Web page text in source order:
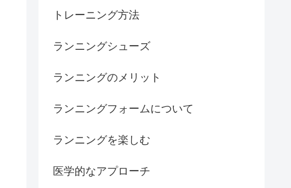
トレーニング方法
ランニングシューズ
ランニングのメリット
ランニングフォームについて
ランニングを楽しむ
医学的なアプローチ